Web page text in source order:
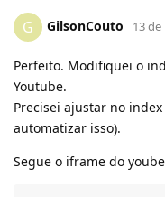
G GilsonCouto 13
Perfeito. Modifiquei o
Youtube.
Precisei ajustar no
automatizar isso).
Segue o iframe do